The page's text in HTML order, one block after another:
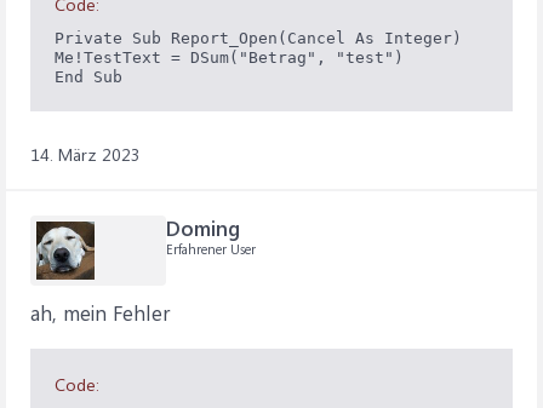
Private Sub Report_Open(Cancel As Integer)
Me!TestText = DSum("Betrag", "test")
14. März 2023
Doming
Erfahrener User
ah, mein Fehler
Code: